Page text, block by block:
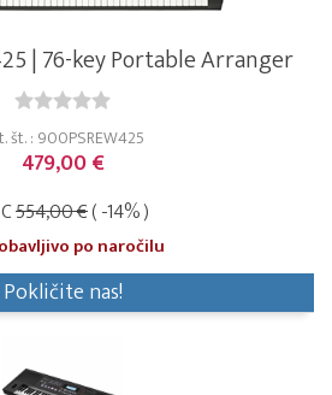
| 76-key Portable Arranger
št. : 900PSREW425
479,00 €
554,00 €( -14% )
po naročilu
Pokličite nas!